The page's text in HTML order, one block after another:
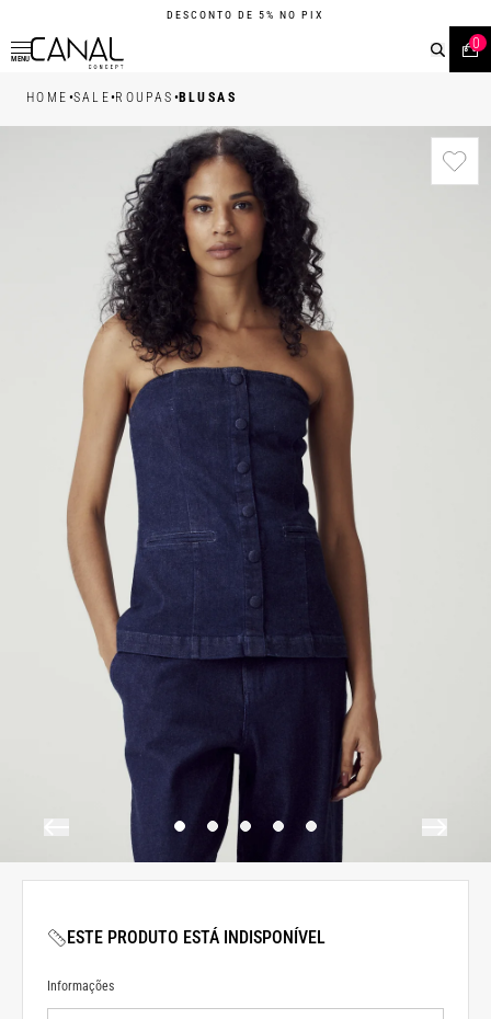
DESCONTO DE 5% NO PIX
MENU
0
HOME •SALE•ROUPAS •BLUSAS
ESTE PRODUTO ESTÁ INDISPONÍVEL
Informações